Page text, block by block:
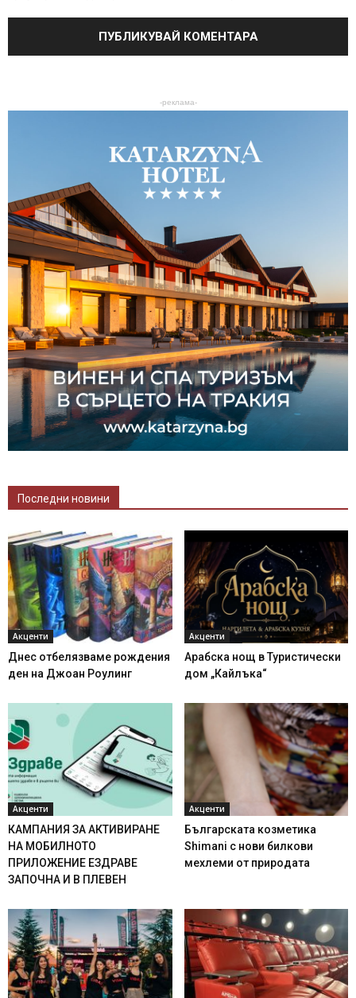
-реклама-
Последни новини
Акценти
Днес отбелязваме рождения
ден на Джоан Роулинг
Акценти
Арабска нощ в Туристически
дом „Кайлъка“
Акценти
КАМПАНИЯ ЗА АКТИВИРАНЕ
НА МОБИЛНОТО
ПРИЛОЖЕНИЕ ЕЗДРАВЕ
ЗАПОЧНА И В ПЛЕВЕН
Акценти
Българската козметика
Shimani с нови билкови
мехлеми от природата